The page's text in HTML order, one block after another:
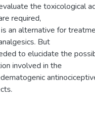
the toxicological
required,
an alternative for
But
to elucidate the
involved in the